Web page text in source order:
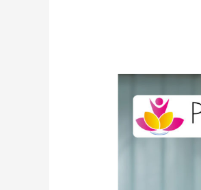
Pareja
Dinero